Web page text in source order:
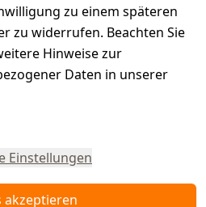
zu einem späteren
zu widerrufen. Beachten Sie
Hinweise zur
Daten in unserer
Einstellungen
akzeptieren
e